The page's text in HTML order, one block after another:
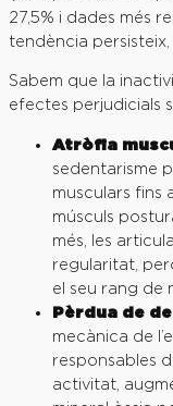
27,5% i dades més
tendència
Sabem que la
efectes perjudicials
Atròfia
sedentarisme
musculars fins
músculs
més, les
regularitat,
el seu rang de
Pèrdua de
mecànica de
responsables
activitat,